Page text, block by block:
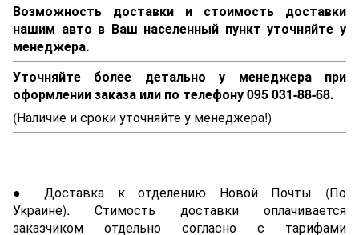
Возможность доставки и стоимость доставки
нашим авто в Ваш населенный пункт уточняйте у
менеджера.
Уточняйте более детально у менеджера при
оформлении заказа или по телефону 095 031-88-68.
(Наличие и сроки уточняйте у менеджера!)
● Доставка к отделению Новой Почты (По
Украине). Стимость доставки оплачивается
заказчиком отдельно согласно с тарифами